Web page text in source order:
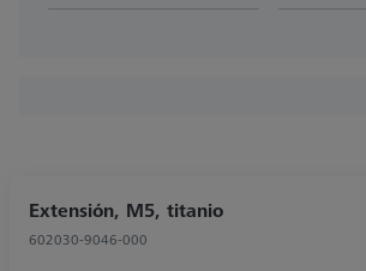
Extensión, M5, titanio
602030-9046-000